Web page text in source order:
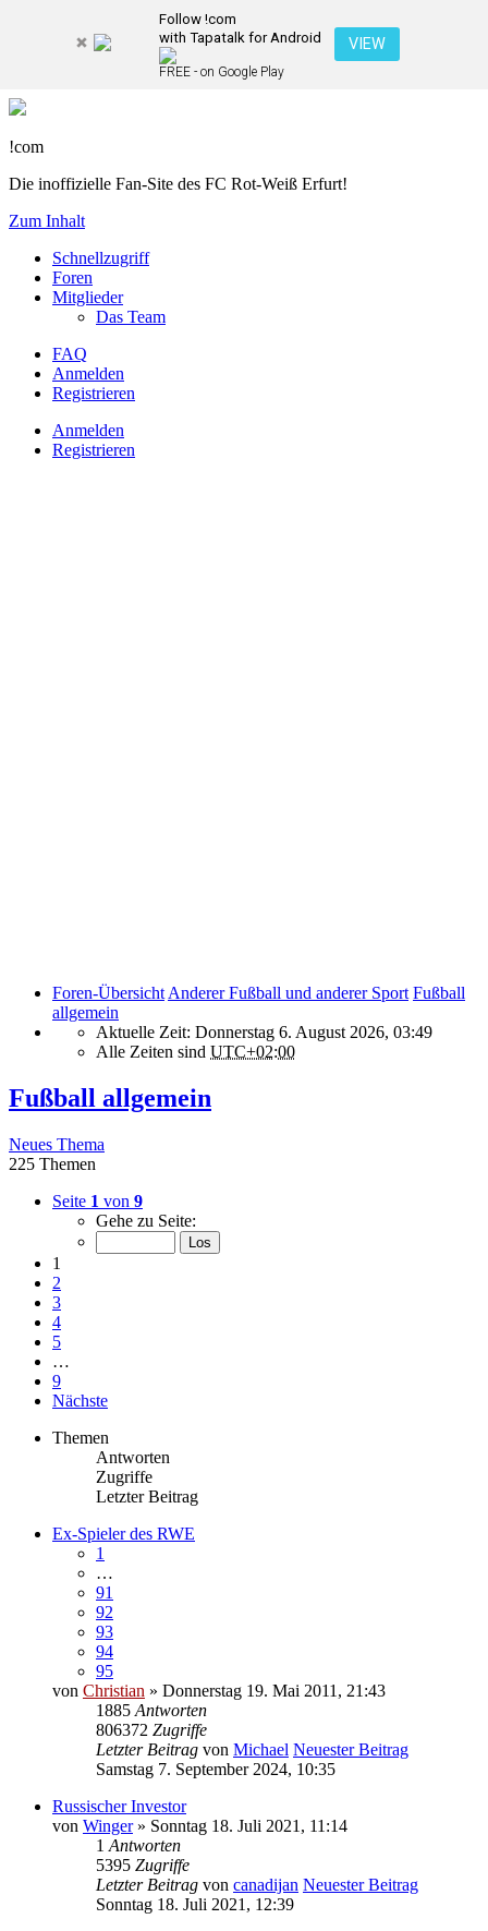
Follow !com
with Tapatalk for Android
FREE - on Google Play
VIEW
!com
Die inoffizielle Fan-Site des FC Rot-Weiß Erfurt!
Zum Inhalt
Schnellzugriff
Foren
Mitglieder
Das Team
FAQ
Anmelden
Registrieren
Anmelden
Registrieren
Foren-Übersicht Anderer Fußball und anderer Sport Fußball
allgemein
Aktuelle Zeit: Donnerstag 6. August 2026, 03:49
Alle Zeiten sind UTC+02:00
Fußball allgemein
Neues Thema
225 Themen
Seite 1 von 9
Gehe zu Seite:
1
2
3
4
5
…
9
Nächste
Themen
Antworten
Zugriffe
Letzter Beitrag
Ex-Spieler des RWE
1
…
91
92
93
94
95
von Christian » Donnerstag 19. Mai 2011, 21:43
1885 Antworten
806372 Zugriffe
Letzter Beitrag von Michael Neuester Beitrag
Samstag 7. September 2024, 10:35
Russischer Investor
von Winger» Sonntag 18. Juli 2021, 11:14
1 Antworten
5395 Zugriffe
Letzter Beitrag von canadijan Neuester Beitrag
Sonntag 18. Juli 2021, 12:39